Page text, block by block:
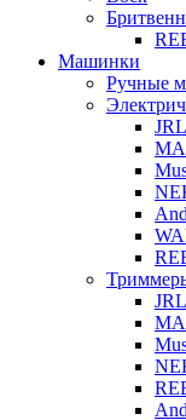
Машинки
Ручные
JRL
JRL